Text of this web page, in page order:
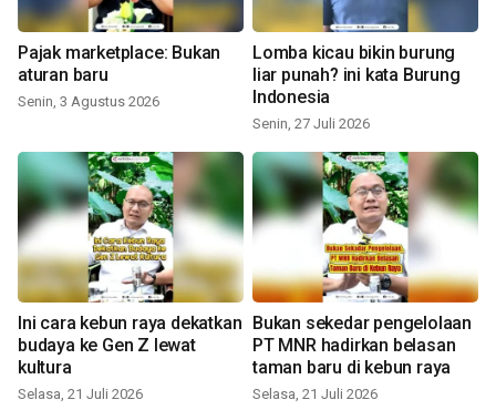
Pajak marketplace: Bukan
aturan baru
Senin, 3 Agustus 2026
Lomba kicau bikin burung
liar punah? ini kata Burung
Indonesia
Senin, 27 Juli 2026
Ini cara kebun raya dekatkan
budaya ke Gen Z lewat
kultura
Selasa, 21 Juli 2026
Bukan sekedar pengelolaan
PT MNR hadirkan belasan
taman baru di kebun raya
Selasa, 21 Juli 2026